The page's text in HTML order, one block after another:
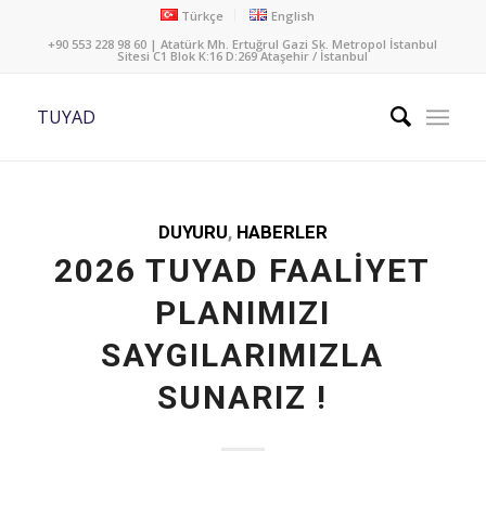
Türkçe
English
+90 553 228 98 60 | Atatürk Mh. Ertuğrul Gazi Sk. Metropol İstanbul
Sitesi C1 Blok K:16 D:269 Ataşehir / İstanbul
TUYAD
DUYURU, HABERLER
2026 TUYAD FAALİYET
PLANIMIZI
SAYGILARIMIZLA
SUNARIZ !